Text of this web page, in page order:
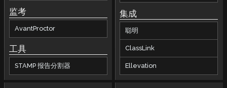
监考
AvantProctor
工具
STAMP 报告分割器
集成
聪明
ClassLink
Ellevation